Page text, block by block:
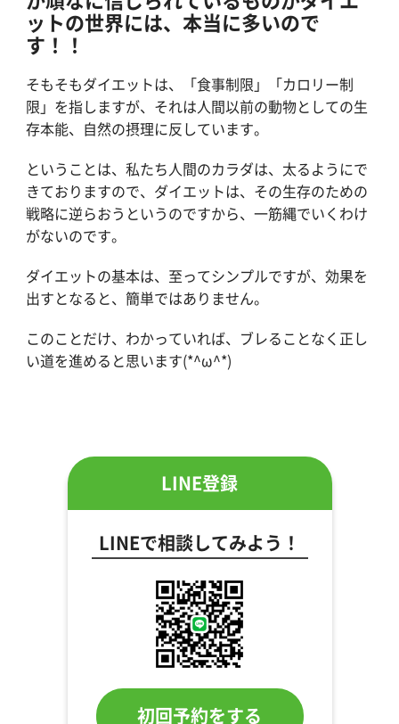
ットの世界には、本当に多いので
す！！
そもそもダイエットは、「食事制限」「カロリー制
限」を指しますが、それは人間以前の動物としての生
存本能、自然の摂理に反しています。
ということは、私たち人間のカラダは、太るようにで
きておりますので、ダイエットは、その生存のための
戦略に逆らおうというのですから、一筋縄でいくわけ
がないのです。
ダイエットの基本は、至ってシンプルですが、効果を
出すとなると、簡単ではありません。
このことだけ、わかっていれば、ブレることなく正し
い道を進めると思います(*^ω^*)
LINE登録
LINEで相談してみよう！
初回予約をする